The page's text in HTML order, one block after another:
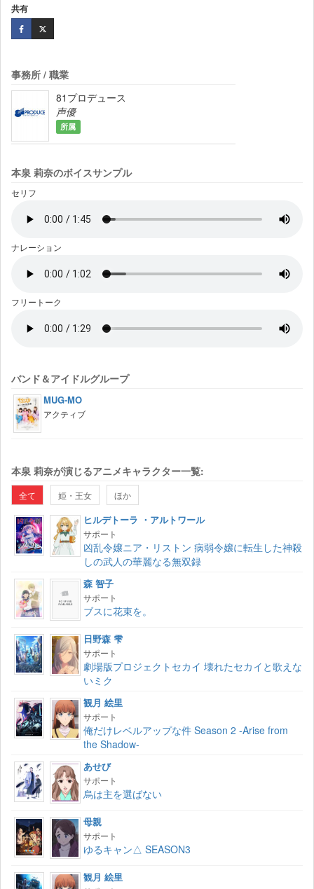
共有
事務所 / 職業
81プロデュース
声優
所属
本泉 莉奈のボイスサンプル
セリフ
ナレーション
フリートーク
バンド＆アイドルグループ
MUG-MO
アクティブ
本泉 莉奈が演じるアニメキャラクター一覧:
全て 姫・王女 ほか
ヒルデトーラ ・アルトワール
サポート
凶乱令嬢ニア・リストン 病弱令嬢に転生した神殺
しの武人の華麗なる無双録
森 智子
サポート
ブスに花束を。
日野森 雫
サポート
劇場版プロジェクトセカイ 壊れたセカイと歌えな
いミク
観月 絵里
サポート
俺だけレベルアップな件 Season 2 -Arise from
the Shadow-
あせび
サポート
烏は主を選ばない
母親
サポート
ゆるキャン△ SEASON3
観月 絵里